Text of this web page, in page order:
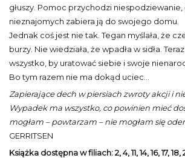
głuszy. Pomoc przychodzi niespodziewanie,
nieznajomych zabiera ją do swojego domu.
Jednak coś jest nie tak. Tegan myślała, że
burzy. Nie wiedziała, że wpadła w sidła.
wszystko, by uratować siebie i swoje
Bo tym razem nie ma dokąd uciec…
Zapierające dech w piersiach zwroty akcji i
Wypadek ma wszystko, co powinien mieć
mogłam – powtarzam – nie mogłam się
GERRITSEN
Książka dostępna w filiach: 2, 4, 11, 14, 16, 17,